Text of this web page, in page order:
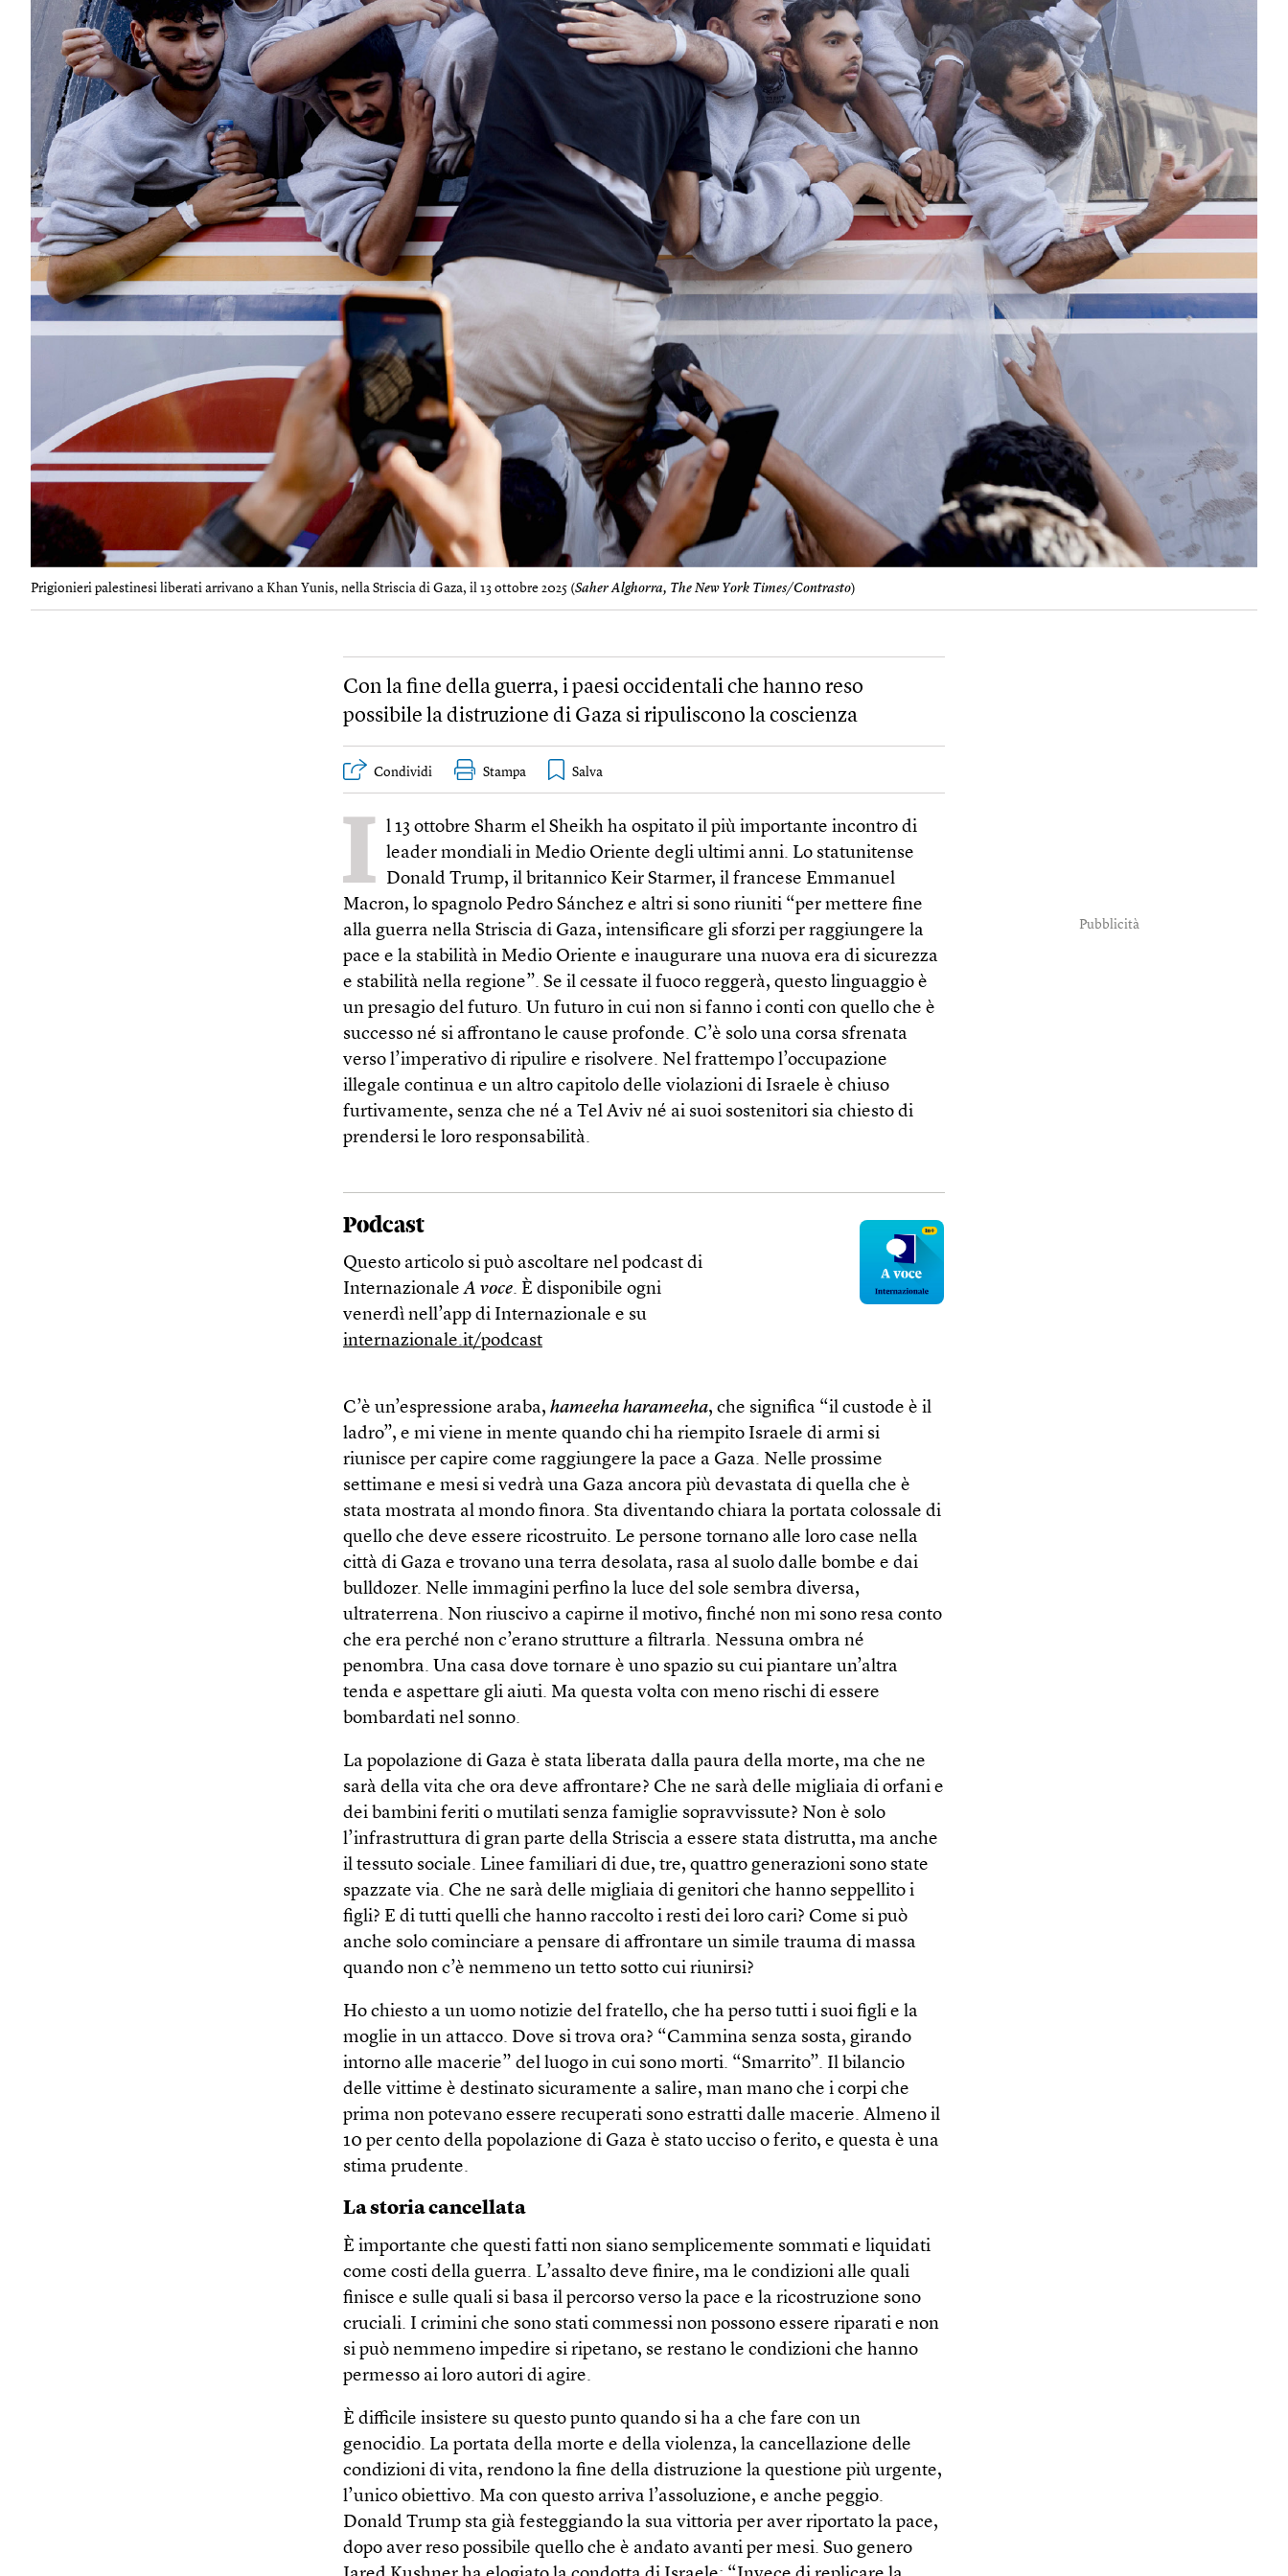
Prigionieri palestinesi liberati arrivano a Khan Yunis, nella Striscia di Gaza, il 13 ottobre 2025 (Saher Alghorra, The New York Times/Contrasto)
Con la fine della guerra, i paesi occidentali che hanno reso
possibile la distruzione di Gaza si ripuliscono la coscienza
Condividi Stampa
I l 13 ottobre Sharm el Sheikh ha ospitato il più importante incontro di
leader mondiali in Medio Oriente degli ultimi anni. Lo statunitense
Donald Trump, il britannico Keir Starmer, il francese Emmanuel
Macron, lo spagnolo Pedro Sánchez e altri si sono riuniti “per mettere fine
alla guerra nella Striscia di Gaza, intensificare gli sforzi per raggiungere la
pace e la stabilità in Medio Oriente e inaugurare una nuova era di sicurezza
e stabilità nella regione”. Se il cessate il fuoco reggerà, questo linguaggio è
un presagio del futuro. Un futuro in cui non si fanno i conti con quello che è
successo né si affrontano le cause profonde. C’è solo una corsa sfrenata
verso l’imperativo di ripulire e risolvere. Nel frattempo l’occupazione
illegale continua e un altro capitolo delle violazioni di Israele è chiuso
furtivamente, senza che né a Tel Aviv né ai suoi sostenitori sia chiesto di
prendersi le loro responsabilità.
Podcast
Questo articolo si può ascoltare nel podcast di
InternazionaleA voce. È disponibile ogni
venerdì nell’app di Internazionale e su
internazionale.it/podcast
C’è un’espressione araba, hameeha harameeha, che significa “il custode è il
ladro”, e mi viene in mente quando chi ha riempito Israele di armi si
riunisce per capire come raggiungere la pace a Gaza. Nelle prossime
settimane e mesi si vedrà una Gaza ancora più devastata di quella che è
stata mostrata al mondo finora. Sta diventando chiara la portata colossale di
quello che deve essere ricostruito. Le persone tornano alle loro case nella
città di Gaza e trovano una terra desolata, rasa al suolo dalle bombe e dai
bulldozer. Nelle immagini perfino la luce del sole sembra diversa,
ultraterrena. Non riuscivo a capirne il motivo, finché non mi sono resa conto
che era perché non c’erano strutture a filtrarla. Nessuna ombra né
penombra. Una casa dove tornare è uno spazio su cui piantare un’altra
tenda e aspettare gli aiuti. Ma questa volta con meno rischi di essere
bombardati nel sonno.
La popolazione di Gaza è stata liberata dalla paura della morte, ma che ne
sarà della vita che ora deve affrontare? Che ne sarà delle migliaia di orfani e
dei bambini feriti o mutilati senza famiglie sopravvissute? Non è solo
l’infrastruttura di gran parte della Striscia a essere stata distrutta, ma anche
il tessuto sociale. Linee familiari di due, tre, quattro generazioni sono state
spazzate via. Che ne sarà delle migliaia di genitori che hanno seppellito i
figli? E di tutti quelli che hanno raccolto i resti dei loro cari? Come si può
anche solo cominciare a pensare di affrontare un simile trauma di massa
quando non c’è nemmeno un tetto sotto cui riunirsi?
Ho chiesto a un uomo notizie del fratello, che ha perso tutti i suoi figli e la
moglie in un attacco. Dove si trova ora? “Cammina senza sosta, girando
intorno alle macerie” del luogo in cui sono morti. “Smarrito”. Il bilancio
delle vittime è destinato sicuramente a salire, man mano che i corpi che
prima non potevano essere recuperati sono estratti dalle macerie. Almeno il
10 per cento della popolazione di Gaza è stato ucciso o ferito, e questa è una
stima prudente.
La storia cancellata
È importante che questi fatti non siano semplicemente sommati e liquidati
come costi della guerra. L’assalto deve finire, ma le condizioni alle quali
finisce e sulle quali si basa il percorso verso la pace e la ricostruzione sono
cruciali. I crimini che sono stati commessi non possono essere riparati e non
si può nemmeno impedire si ripetano, se restano le condizioni che hanno
permesso ai loro autori di agire.
È difficile insistere su questo punto quando si ha a che fare con un
genocidio. La portata della morte e della violenza, la cancellazione delle
condizioni di vita, rendono la fine della distruzione la questione più urgente,
l’unico obiettivo. Ma con questo arriva l’assoluzione, e anche peggio.
Donald Trump sta già festeggiando la sua vittoria per aver riportato la pace,
dopo aver reso possibile quello che è andato avanti per mesi. Suo genero
Pubblicità